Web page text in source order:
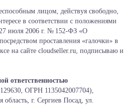
лицом, действуя свободно,
в соответствии с положениями
27 июля 2006 г. № 152-ФЗ «О
проставления «галочки» в
на сайте сloudseller.ru, подписываю и
ответственностью
ОГРН 1135042007704),
область, г. Сергиев Посад, ул.